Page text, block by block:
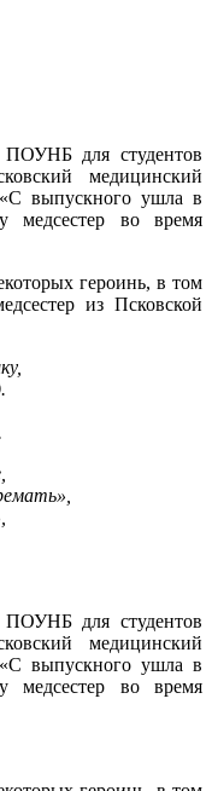
ПОУНБ для студентов
медицинский
выпускного ушла в
медсестер во время
героинь, в том
из Псковской
ПОУНБ для студентов
медицинский
выпускного ушла в
медсестер во время